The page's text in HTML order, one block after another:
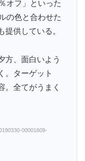
オフ」といった
の色と合わせた
供している。
方、面白いよう
。ターゲット
。全てがうまく
00001609-